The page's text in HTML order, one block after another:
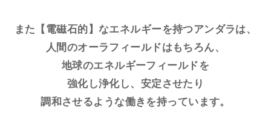
また【電磁石的】なエネルギーを持つアンダラは、
人間のオーラフィールドはもちろん、
地球のエネルギーフィールドを
強化し浄化し、安定させたり
調和させるような働きを持っています。